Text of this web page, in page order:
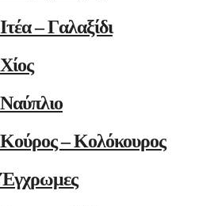
Ιτέα – Γαλαξίδι
Χίος
Ναύπλιο
Κούρος – Κολόκουρος
Έγχρωμες